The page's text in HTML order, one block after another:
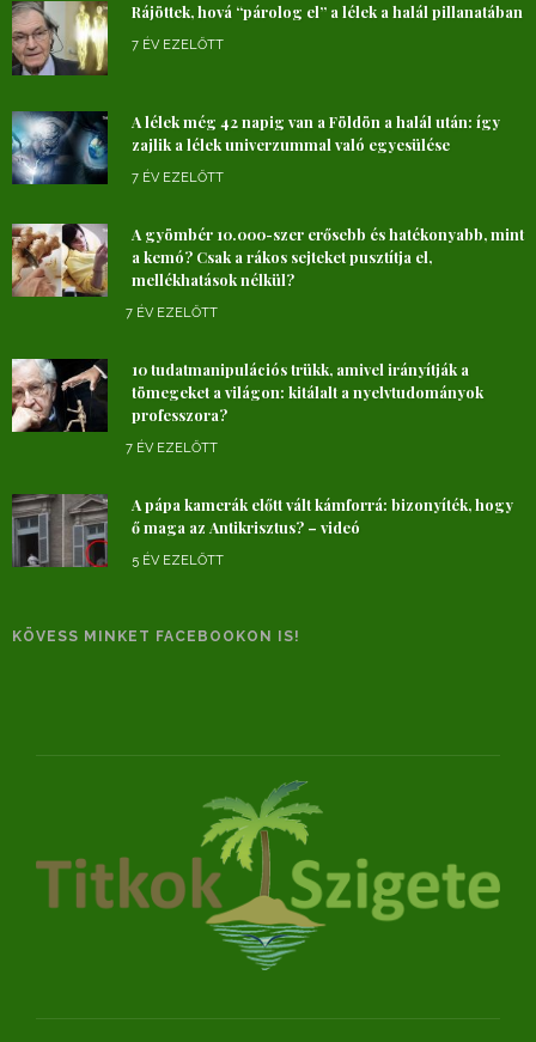
Rájöttek, hová “párolog el” a lélek a halál pillanatában
7 ÉV EZELŐTT
A lélek még 42 napig van a Földön a halál után: így
zajlik a lélek univerzummal való egyesülése
7 ÉV EZELŐTT
A gyömbér 10.000-szer erősebb és hatékonyabb, mint
a kemó? Csak a rákos sejteket pusztítja el,
mellékhatások nélkül?
7 ÉV EZELŐTT
10 tudatmanipulációs trükk, amivel irányítják a
tömegeket a világon: kitálalt a nyelvtudományok
professzora?
7 ÉV EZELŐTT
A pápa kamerák előtt vált kámforrá: bizonyíték, hogy
ő maga az Antikrisztus? – videó
5 ÉV EZELŐTT
KÖVESS MINKET FACEBOOKON IS!